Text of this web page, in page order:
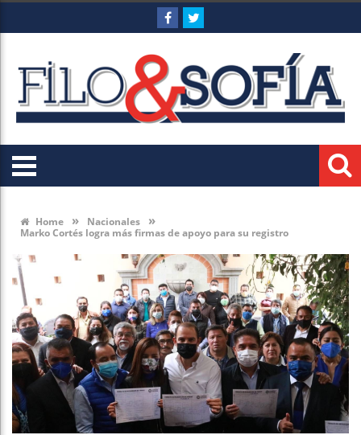
Home » Nacionales »
Marko Cortés logra más firmas de apoyo para su registro